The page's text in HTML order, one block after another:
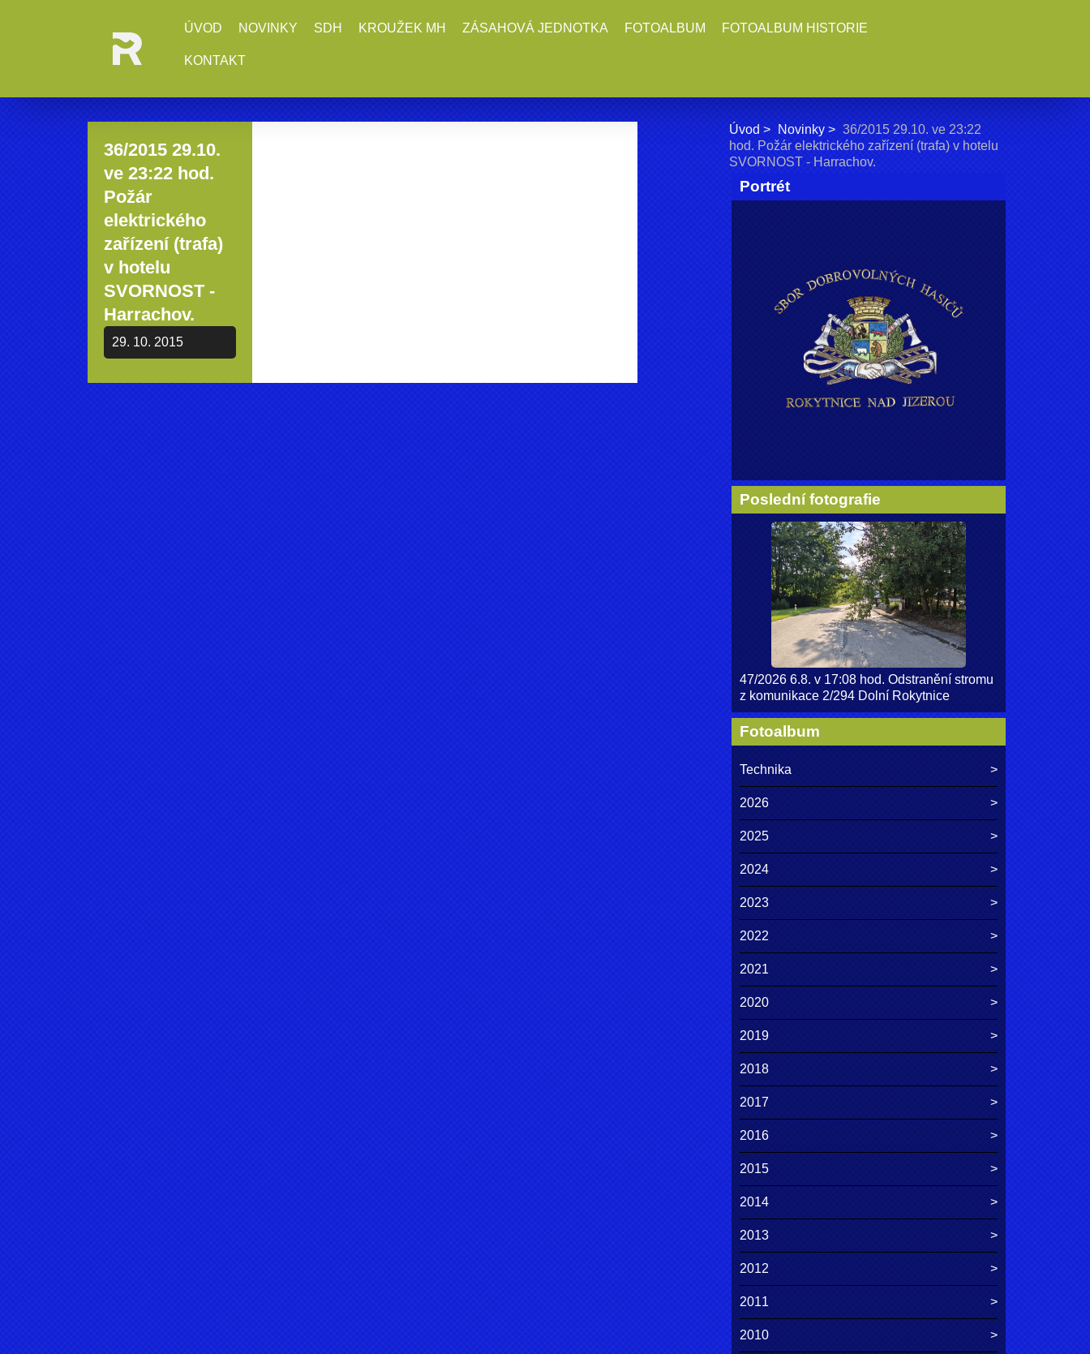
ÚVOD NOVINKY SDH KROUŽEK MH ZÁSAHOVÁ JEDNOTKA FOTOALBUM FOTOALBUM HISTORIE
KONTAKT
36/2015 29.10.
ve 23:22 hod.
Požár
elektrického
zařízení (trafa)
v hotelu
SVORNOST -
Harrachov.
29. 10. 2015
Úvod Novinky
36/2015 29.10. ve 23:22
hod. Požár elektrického zařízení (trafa) v hotelu
SVORNOST - Harrachov.
Portrét
Poslední fotografie
47/2026 6.8. v 17:08 hod. Odstranění stromu
z komunikace 2/294 Dolní Rokytnice
Fotoalbum
Technika
2026
2025
2024
2023
2022
2021
2020
2019
2018
2017
2016
2015
2014
2013
2012
2011
2010